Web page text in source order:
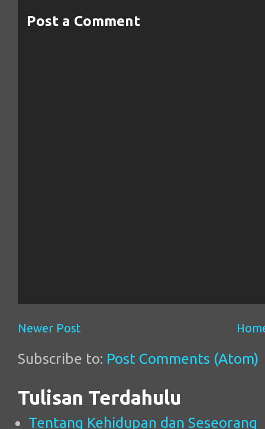
Post a Comment
Newer Post
Subscribe to: Post Comments (Atom)
Tulisan Terdahulu
Tentang Kehidupan dan Seseorang